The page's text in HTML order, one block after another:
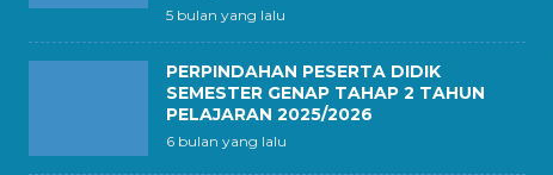
5 bulan yang lalu
PERPINDAHAN PESERTA DIDIK
SEMESTER GENAP TAHAP 2 TAHUN
PELAJARAN 2025/2026
6 bulan yang lalu